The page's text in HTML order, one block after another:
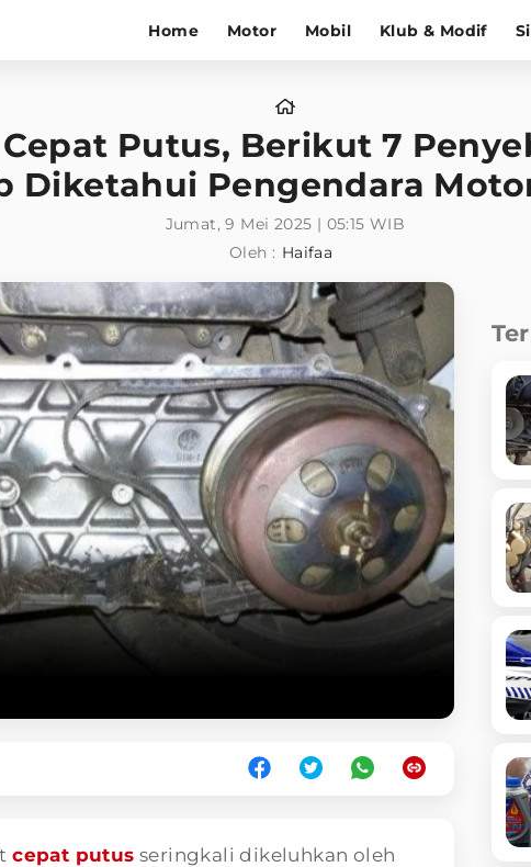
Home Motor Mobil Klub & Modif
Putus, Berikut 7
Diketahui Pengendara
Jumat, 9 Mei 2025 | 05:15 WIB
Oleh : Haifaa
cepat putus seringkali dikeluhkan oleh